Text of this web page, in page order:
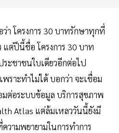
า โครงการ 30 บาทรักษาทุกที่
แต่ปีนี้ชื่อ โครงการ 30 บาท
ะชาชนใบเดียวอีกต่อไป
พราะทำไม่ได้ บอกว่า จะเชื่อม
ต่อระบบข้อมูล บริการสุขภาพ
Atlas แต่ล้มเหลววันนี้ยังมี
วามพยายามในการทำการ